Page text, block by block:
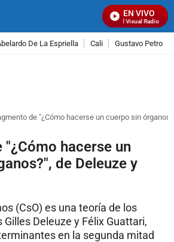
EN VIVO
Señal Visual Radio
De La Espriella Cali Gustavo Petro
de "¿Cómo hacerse un cuerpo sin
"¿Cómo hacerse un
de Deleuze y
(CsO) es una teoría de los
Deleuze y Félix Guattari,
en la segunda mitad